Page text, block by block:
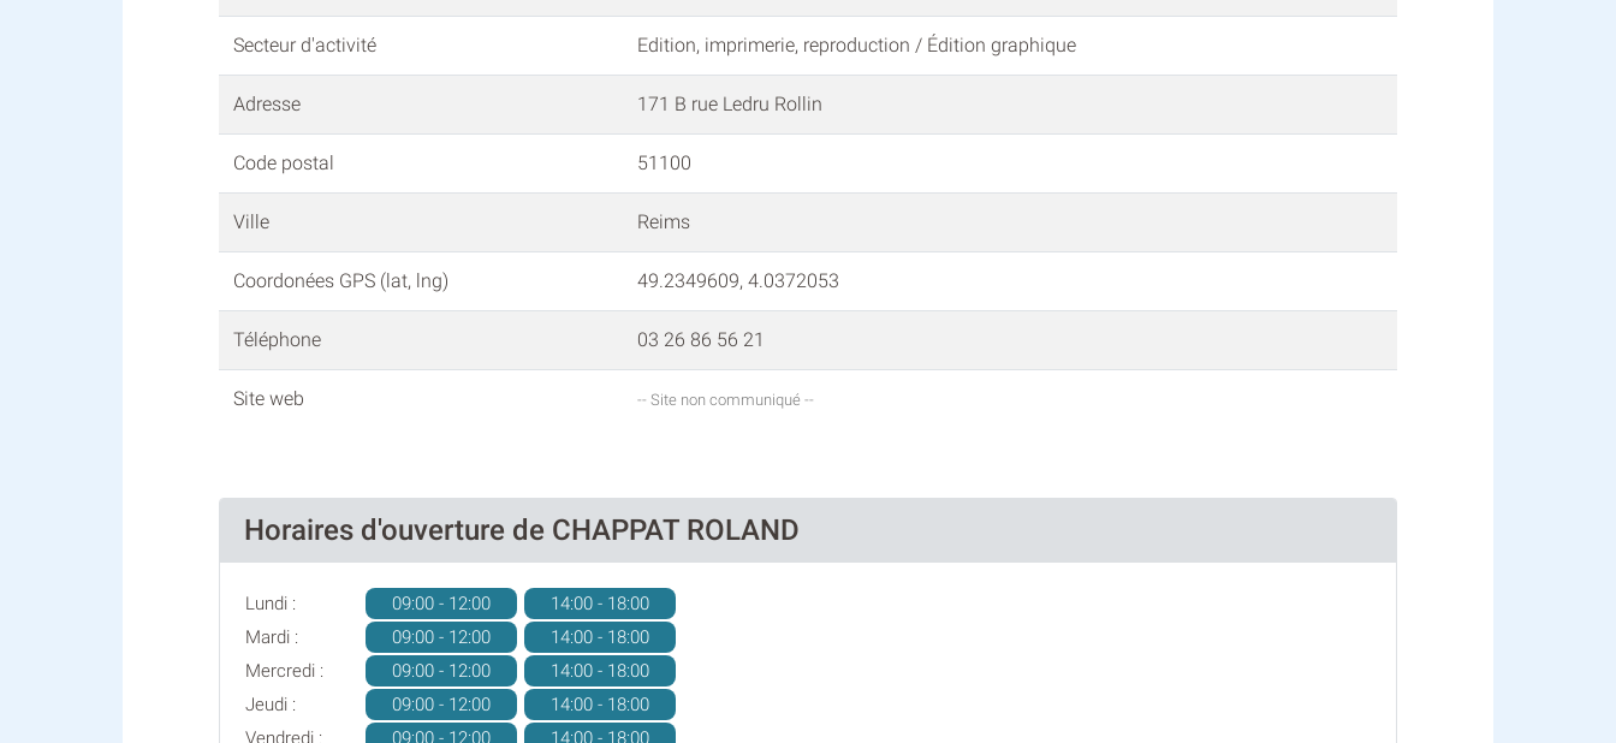
Secteur d'activité Edition, imprimerie, reproduction / Édition graphique
Adresse 171 B rue Ledru Rollin
Code postal 51100
Ville Reims
Coordonées GPS (lat, lng) 49.2349609, 4.0372053
Téléphone 03 26 86 56 21
Site web -- Site non communiqué --
Horaires d'ouverture de CHAPPAT ROLAND
Lundi : 09:00 - 12:00
14:00 - 18:00
Mardi :
09:00 - 12:00
14:00 - 18:00
Mercredi :
09:00 - 12:00
14:00 - 18:00
Jeudi :
09:00 - 12:00
14:00 - 18:00
Vendredi :
09:00 - 12:00 14:00 - 18:00